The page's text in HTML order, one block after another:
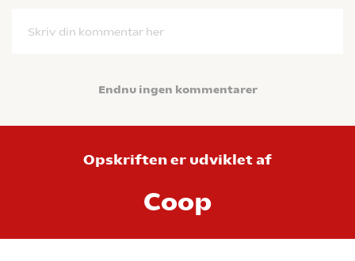
Skriv din kommentar her
Endnu ingen kommentarer
Opskriften er udviklet af
Coop